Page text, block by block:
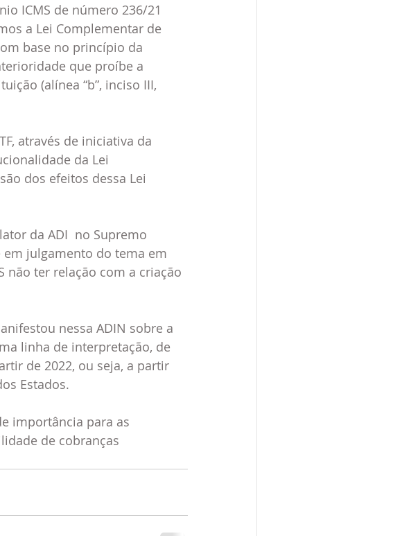
ICMS de número 236/21
a Lei Complementar de
base no princípio da
que proíbe a
(alínea “b”, inciso III,
através de iniciativa da
da Lei
dos efeitos dessa Lei
da ADI  no Supremo
em julgamento do tema em
não ter relação com a criação
nessa ADIN sobre a
linha de interpretação, de
de 2022, ou seja, a partir
Estados.
importância para as
de cobranças